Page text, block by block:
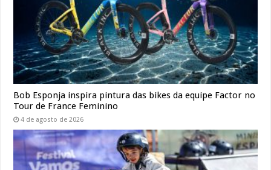
Bob Esponja inspira pintura das bikes da equipe Factor no
Tour de France Feminino
4 de agosto de 2026